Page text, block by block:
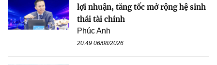
lợi nhuận, tăng tốc mở rộng hệ sinh
thái tài chính
Phúc Anh
20:49 06/08/2026